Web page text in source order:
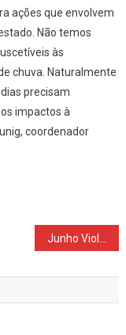
ações que envolvem
Não temos
às
chuva. Naturalmente
precisam
impactos à
coordenador